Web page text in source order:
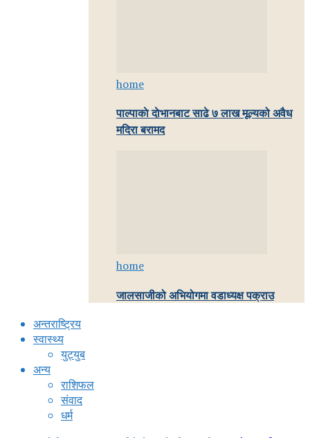
home
पाल्पाकाे दाेभानबाट साढे ७ लाख मूल्यको अवैध
मदिरा बरामद
home
जालसाजीको अभियोगमा वडाध्यक्ष पक्राउ
अन्तराष्ट्रिय
स्वास्थ्य
युट्युब
अन्य
राशिफल
संवाद
धर्म